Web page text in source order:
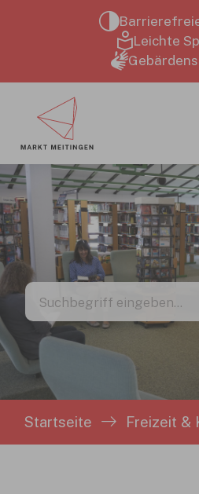
Zum Hauptinhalt springen
Leichte
Startseite Freizeit &